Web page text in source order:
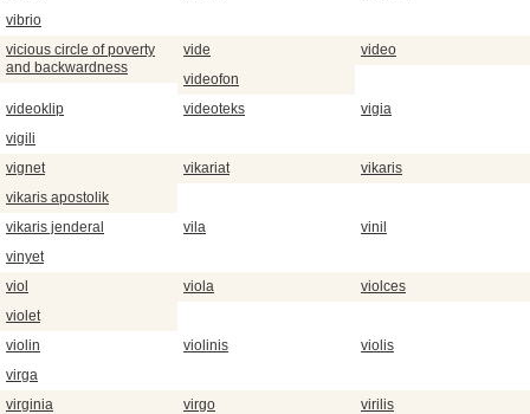
vibrio
vicious circle of poverty
and backwardness
vide
video
videofon
videoklip
videoteks
vigia
vigili
vignet
vikariat
vikaris
vikaris apostolik
vikaris jenderal
vila
vinil
vinyet
viol
viola
violces
violet
violin
violinis
violis
virga
virginia
virgo
virilis